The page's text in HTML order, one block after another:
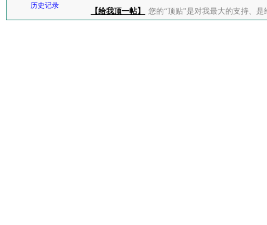
历史记录
【给我顶一帖】 您的“顶贴”是对我最大的支持、